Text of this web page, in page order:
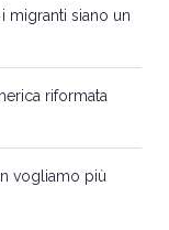
i migranti siano un
riformata
vogliamo più